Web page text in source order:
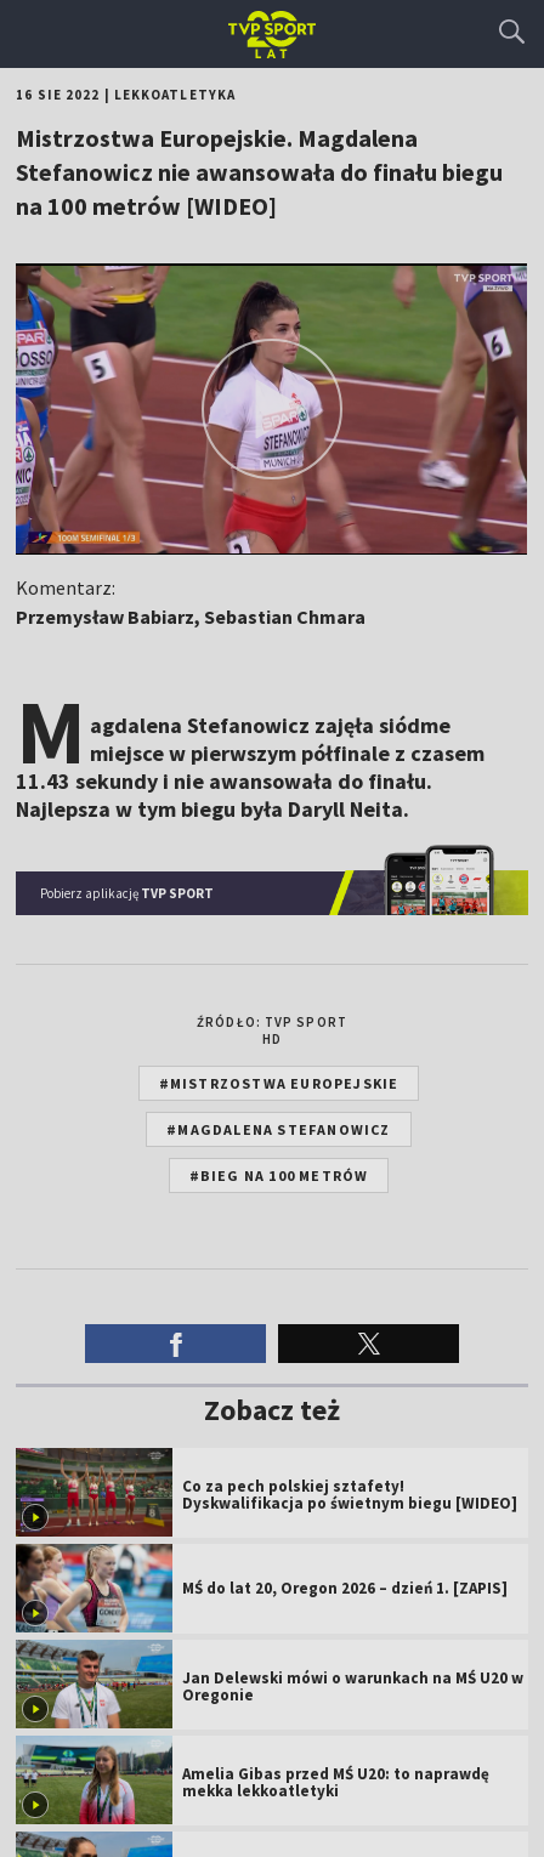
16 SIE 2022 LEKKOATLETYKA
Mistrzostwa Europejskie. Magdalena
Stefanowicz nie awansowała do finału biegu
na 100 metrów [WIDEO]
Komentarz:
Przemysław Babiarz, Sebastian Chmara
M agdalena Stefanowicz zajęła siódme
miejsce w pierwszym półfinale z czasem
11.43 sekundy i nie awansowała do finału.
Najlepsza w tym biegu była Daryll Neita.
Pobierz aplikację TVP SPORT
ŹRÓDŁO: TVP SPORT
HD
#MISTRZOSTWA EUROPEJSKIE
#MAGDALENA STEFANOWICZ
#BIEG NA 100 METRÓW
Zobacz też
Co za pech polskiej sztafety!
Dyskwalifikacja po świetnym biegu [WIDEO]
MŚ do lat 20, Oregon 2026 – dzień 1. [ZAPIS]
Jan Delewski mówi o warunkach na MŚ U20 w
Oregonie
Amelia Gibas przed MŚ U20: to naprawdę
mekka lekkoatletyki